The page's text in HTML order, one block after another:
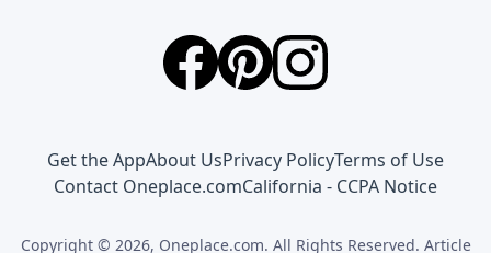
Get the AppAbout UsPrivacy PolicyTerms of Use
Contact Oneplace.comCalifornia - CCPA Notice
Copyright © 2026, Oneplace.com. All Rights Reserved. Article